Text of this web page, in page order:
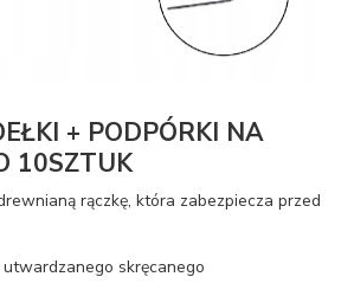
+ PODPÓRKI NA
10SZTUK
rączkę, która zabezpiecza przed
skręcanego